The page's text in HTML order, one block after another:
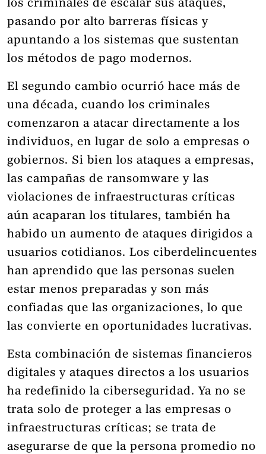
los criminales de escalar sus ataques,
pasando por alto barreras físicas y
apuntando a los sistemas que sustentan
los métodos de pago modernos.
El segundo cambio ocurrió hace más de
una década, cuando los criminales
comenzaron a atacar directamente a los
individuos, en lugar de solo a empresas o
gobiernos. Si bien los ataques a empresas,
las campañas de ransomware y las
violaciones de infraestructuras críticas
aún acaparan los titulares, también ha
habido un aumento de ataques dirigidos a
usuarios cotidianos. Los ciberdelincuentes
han aprendido que las personas suelen
estar menos preparadas y son más
confiadas que las organizaciones, lo que
las convierte en oportunidades lucrativas.
Esta combinación de sistemas financieros
digitales y ataques directos a los usuarios
ha redefinido la ciberseguridad. Ya no se
trata solo de proteger a las empresas o
infraestructuras críticas; se trata de
asegurarse de que la persona promedio no